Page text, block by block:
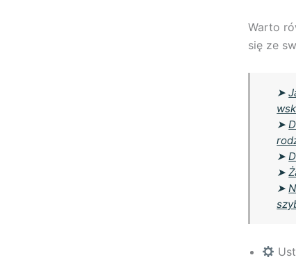
Warto
się ze
➤
➤
➤
➤
➤